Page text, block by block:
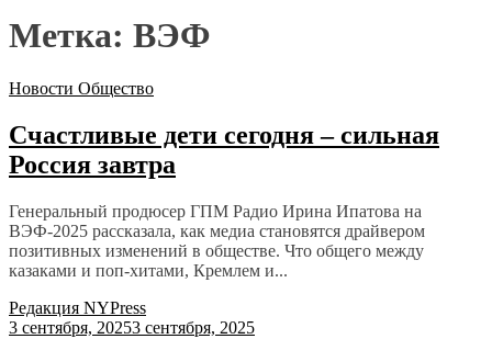
Метка: ВЭФ
Новости Общество
Счастливые дети сегодня – сильная
Россия завтра
Генеральный продюсер ГПМ Радио Ирина Ипатова на
ВЭФ-2025 рассказала, как медиа становятся драйвером
позитивных изменений в обществе. Что общего между
казаками и поп-хитами, Кремлем и...
Редакция NYPress
3 сентября, 20253 сентября, 2025